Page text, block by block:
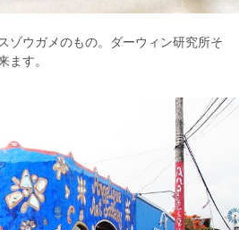
ゾウガメのもの。ダーウィン研究所そ
ます。